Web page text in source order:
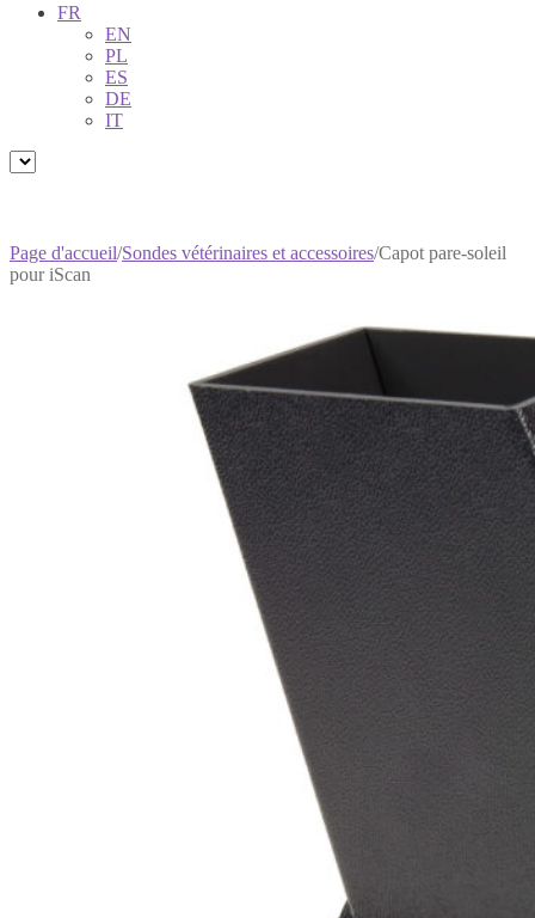
FR
EN
PL
ES
DE
IT
Page d'accueil/Sondes vétérinaires et accessoires/Capot pare-soleil
pour iScan